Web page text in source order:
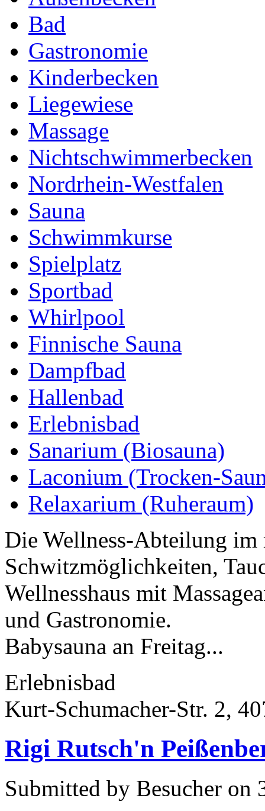
Bad
Gastronomie
Kinderbecken
Liegewiese
Massage
Nichtschwimmerbecken
Nordrhein-Westfalen
Sauna
Schwimmkurse
Spielplatz
Sportbad
Whirlpool
Finnische Sauna
Dampfbad
Hallenbad
Erlebnisbad
Sanarium (Biosauna)
Laconium (Trocken-
Relaxarium (Ruheraum)
Die Wellness-Abteilung im
Schwitzmöglichkeiten,
Wellnesshaus mit
und Gastronomie.
Babysauna an Freitag...
Erlebnisbad
Kurt-Schumacher-Str. 2,
Rigi Rutsch'n
Submitted by Besucher on